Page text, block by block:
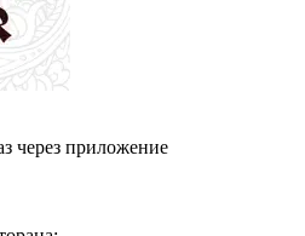
через приложение